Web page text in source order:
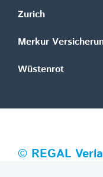
Zurich
Merkur
Wüstenrot
© REGAL